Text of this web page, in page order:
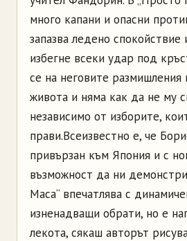
много капани и опасни
запазва ледено спокойствие
избегне всеки удар под
се на неговите размишления
живота и няма как да не му
независимо от изборите,
прави.Всеизвестно е, че
привързан към Япония и с
възможност да ни
Маса“ впечатлява с
изненадващи обрати, но е
лекота, сякаш авторът